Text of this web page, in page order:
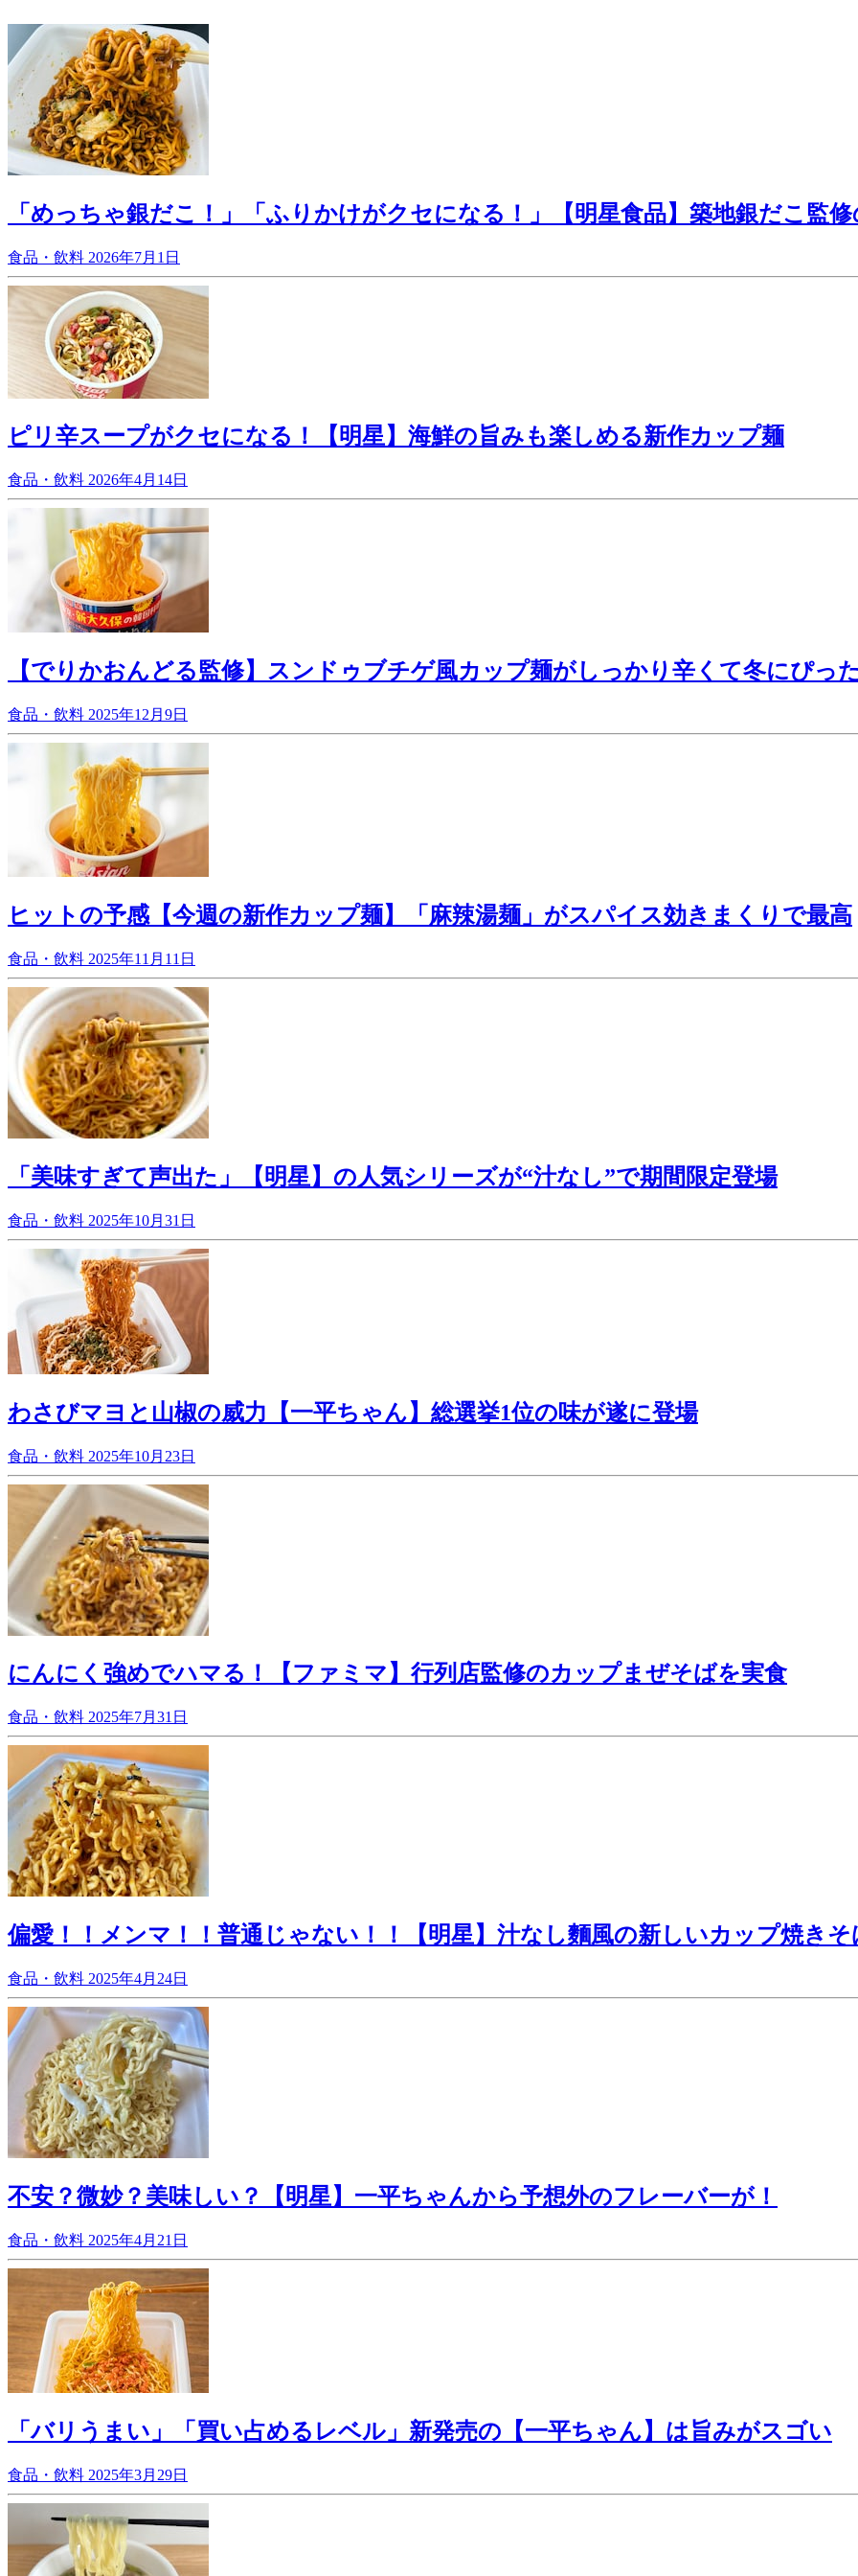
「めっちゃ銀だこ！」「ふりかけがクセになる！」【明星食品】築地銀だこ監
食品・飲料 2026年7月1日
ピリ辛スープがクセになる！【明星】海鮮の旨みも楽しめる新作カップ麺
食品・飲料 2026年4月14日
【でりかおんどる監修】スンドゥブチゲ風カップ麺がしっかり辛くて冬にぴっ
食品・飲料 2025年12月9日
ヒットの予感【今週の新作カップ麺】「麻辣湯麺」がスパイス効きまくりで最高
食品・飲料 2025年11月11日
「美味すぎて声出た」【明星】の人気シリーズが“汁なし”で期間限定登場
食品・飲料 2025年10月31日
わさびマヨと山椒の威力【一平ちゃん】総選挙1位の味が遂に登場
食品・飲料 2025年10月23日
にんにく強めでハマる！【ファミマ】行列店監修のカップまぜそばを実食
食品・飲料 2025年7月31日
偏愛！！メンマ！！普通じゃない！！【明星】汁なし麵風の新しいカップ焼きそ
食品・飲料 2025年4月24日
不安？微妙？美味しい？【明星】一平ちゃんから予想外のフレーバーが！
食品・飲料 2025年4月21日
「バリうまい」「買い占めるレベル」新発売の【一平ちゃん】は旨みがスゴい
食品・飲料 2025年3月29日